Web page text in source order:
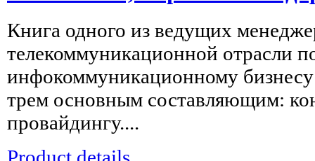
Книга одного из ведущих
телекоммуникационной отрасли
инфокоммуникационному
трем основным составляющим:
провайдингу....